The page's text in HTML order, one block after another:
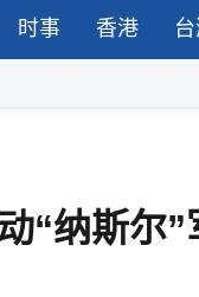
时事 香港
“纳斯尔